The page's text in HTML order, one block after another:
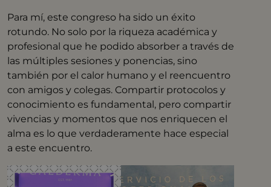
Para mí, este congreso ha sido un éxito
rotundo. No solo por la riqueza académica y
profesional que he podido absorber a través de
las múltiples sesiones y ponencias, sino
también por el calor humano y el reencuentro
con amigos y colegas. Compartir protocolos y
conocimiento es fundamental, pero compartir
vivencias y momentos que nos enriquecen el
alma es lo que verdaderamente hace especial
a este encuentro.